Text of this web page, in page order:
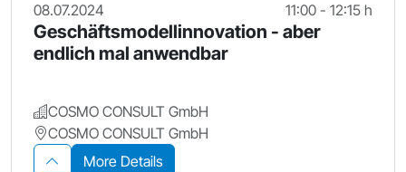
08.07.2024 11:00 - 12:15 h
Geschäftsmodellinnovation - aber
endlich mal anwendbar
COSMO CONSULT GmbH
COSMO CONSULT GmbH
More Details